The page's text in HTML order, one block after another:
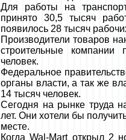
Для работы на
принято 30,5 тысяч
появилось 28 тысяч
Производители товаров
строительные
человек.
Федеральное
органы власти, а так же
14 тысяч человек.
Сегодня на рынке труда
лет. Они хотели бы
месте.
Когда Wal-Mart открыл